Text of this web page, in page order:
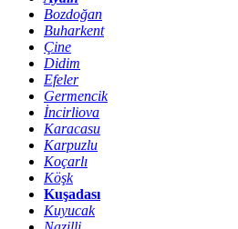
Bozdoğan
Buharkent
Çine
Didim
Efeler
Germencik
İncirliova
Karacasu
Karpuzlu
Koçarlı
Köşk
Kuşadası
Kuyucak